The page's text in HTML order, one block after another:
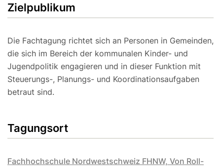
Zielpublikum
Die Fachtagung richtet sich an Personen in Gemeinden,
die sich im Bereich der kommunalen Kinder- und
Jugendpolitik engagieren und in dieser Funktion mit
Steuerungs-, Planungs- und Koordinationsaufgaben
betraut sind.
Tagungsort
Fachhochschule Nordwestschweiz FHNW, Von Roll-